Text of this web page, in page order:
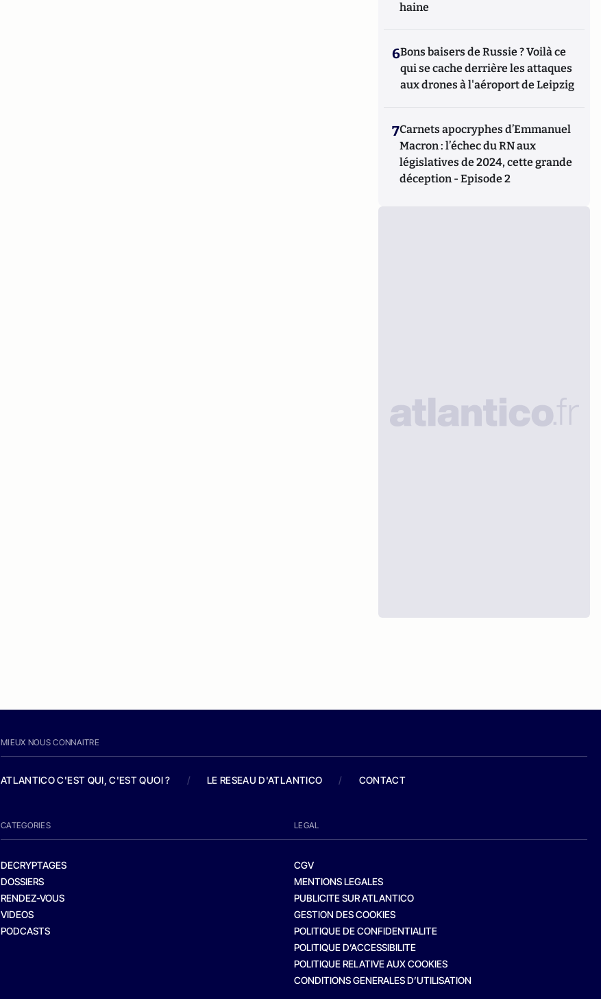
haine
6Bons baisers de Russie ? Voilà ce
qui se cache derrière les attaques
aux drones à l'aéroport de Leipzig
7Carnets apocryphes d’Emmanuel
Macron : l’échec du RN aux
législatives de 2024, cette grande
déception - Episode 2
MIEUX NOUS CONNAITRE
ATLANTICO C'EST QUI, C'EST QUOI ? / LE RESEAU D'ATLANTICO / CONTACT
CATEGORIES
DECRYPTAGES
DOSSIERS
RENDEZ-VOUS
VIDEOS
PODCASTS
LEGAL
CGV
MENTIONS LEGALES
PUBLICITE SUR ATLANTICO
GESTION DES COOKIES
POLITIQUE DE CONFIDENTIALITE
POLITIQUE D’ACCESSIBILITE
POLITIQUE RELATIVE AUX COOKIES
CONDITIONS GENERALES D’UTILISATION